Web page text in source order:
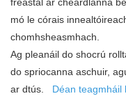
freastal ar cheardlanna
mó le córais
chomhsheasmhach.
Ag pleanáil do shocrú
do spriocanna aschuir,
ar dtús.
Déan teagmháil